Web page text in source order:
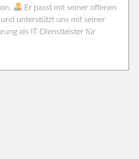
Er passt mit seiner offenen
unterstützt uns mit seiner
als IT-Dienstleister für